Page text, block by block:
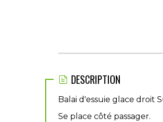
DESCRIPTION
Balai d'essuie glace droit
Se place côté passager.